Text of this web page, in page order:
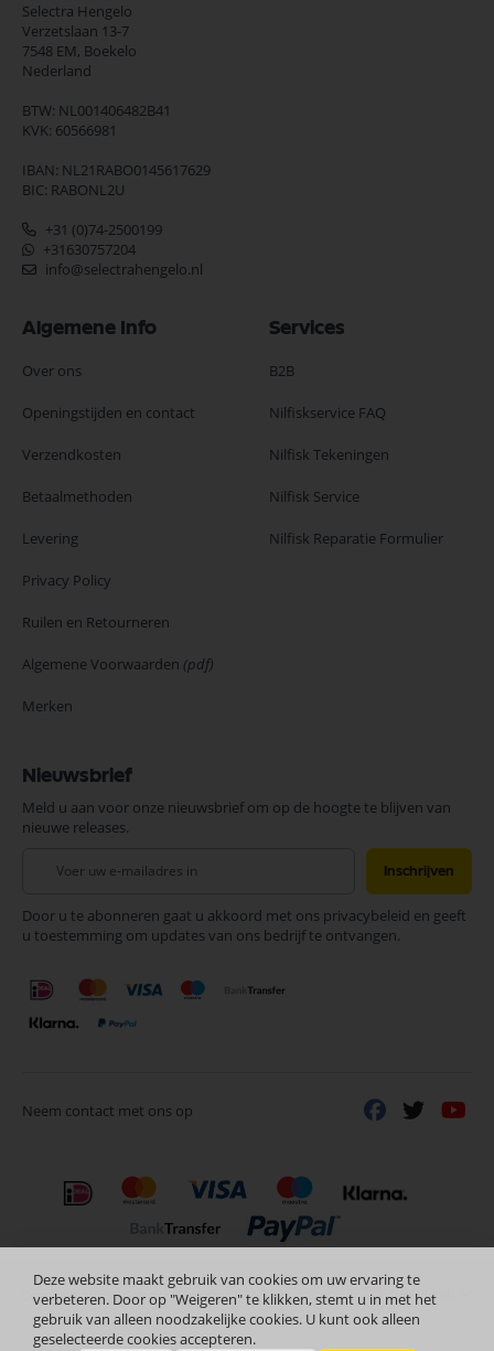
Selectra Hengelo
Verzetslaan 13-7
7548 EM, Boekelo
Nederland
BTW: NL001406482B41
KVK: 60566981
IBAN: NL21RABO0145617629
BIC: RABONL2U
+31 (0)74-2500199
+31630757204
info@selectrahengelo.nl
Algemene Info
Over ons
Openingstijden en contact
Verzendkosten
Betaalmethoden
Levering
Privacy Policy
Ruilen en Retourneren
Algemene Voorwaarden (pdf)
Merken
Services
B2B
Nilfiskservice FAQ
Nilfisk Tekeningen
Nilfisk Service
Nilfisk Reparatie Formulier
Nieuwsbrief
Meld u aan voor onze nieuwsbrief om op de hoogte te blijven van
nieuwe releases.
onze
nieuwsbrief
Inschrijven
Door u te abonneren gaat u akkoord met ons privacybeleid en geeft
u toestemming om updates van ons bedrijf te ontvangen.
Neem contact met ons op
Deze website maakt gebruik van cookies om uw ervaring te
verbeteren. Door op "Weigeren" te klikken, stemt u in met het
gebruik van alleen noodzakelijke cookies. U kunt ook alleen
geselecteerde cookies accepteren.
Copyright © 2024 Selectra Hengelo Nederlands